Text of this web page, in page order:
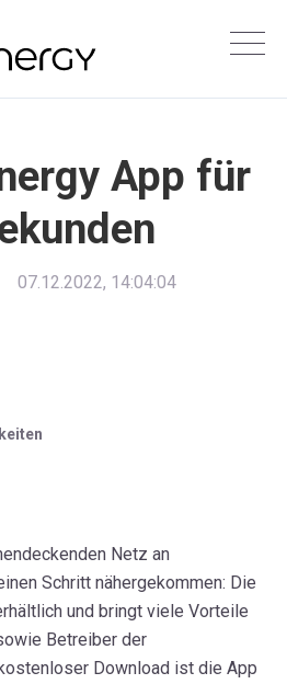
App für
07.12.2022, 14:04:04
Netz an
Schritt nähergekommen: Die
und bringt viele Vorteile
Betreiber der
Download ist die App